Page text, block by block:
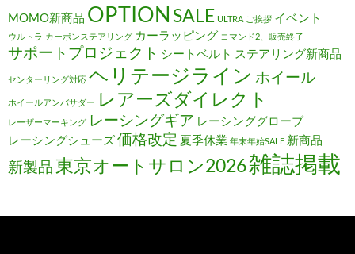
MOMO新商品 OPTION SALE ULTRA ご挨拶 イベント
ウルトラ カーボンステアリング カーラッピング コマンド2、販売終了
サポートプロジェクト シートベルト ステアリング新商品
センターリング対応 ヘリテージライン ホイール
ホイールアンバサダー レアーズダイレクト
レーザーマーキング レーシングギア レーシンググローブ
レーシングシューズ価格改定 夏季休業 年末年始SALE 新商品
新製品 東京オートサロン2026雑誌掲載